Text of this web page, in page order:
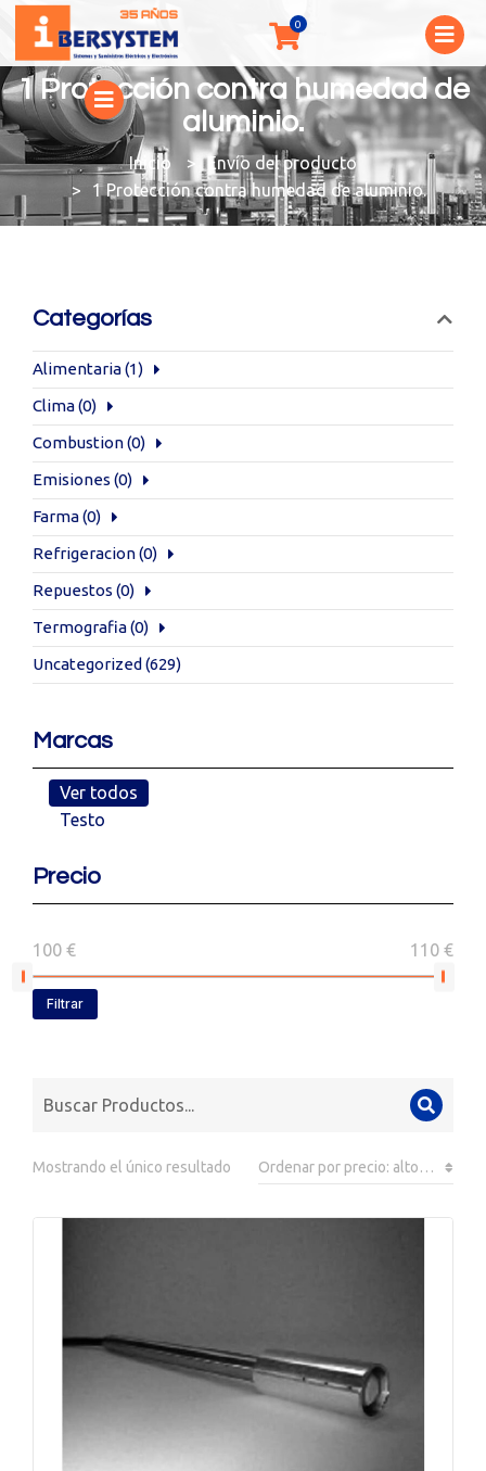
1 Protección contra humedad de
aluminio.
You are here:
Envío del producto
1 Protección contra humedad de aluminio.
Categorías
Alimentaria(1)
Clima(0)
Combustion(0)
Emisiones (0)
Farma(0)
Refrigeracion(0)
Repuestos (0)
Termografia(0)
Uncategorized (629)
Marcas
Ver todos
Testo
Precio
100 € 110 €
Filtrar
Mostrando el único resultado